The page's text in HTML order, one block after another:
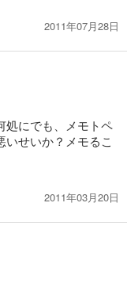
。
「記録」をうまく
いテクニックをい
ついて49のアイデア
明している。
る。
2011年07月28日
処にでも、メモトペ
せいか？メモるこ
2011年03月20日